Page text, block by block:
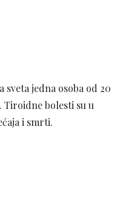
jedna osoba od 20
Tiroidne bolesti su u
i smrti.